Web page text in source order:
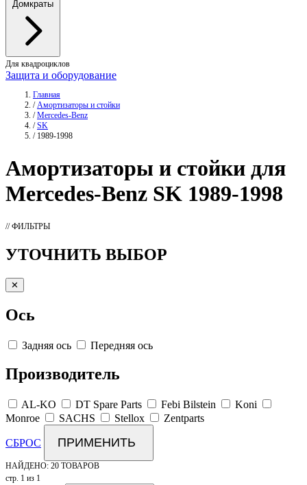
Домкраты
Для квадроциклов
Защита и оборудование
Главная
/ Амортизаторы и стойки
/ Mercedes-Benz
/ SK
/ 1989-1998
Амортизаторы и стойки для
Mercedes-Benz SK 1989-1998
// ФИЛЬТРЫ
УТОЧНИТЬ ВЫБОР
✕
Ось
Задняя ось Передняя ось
Производитель
AL-KO DT Spare Parts Febi Bilstein
Koni
Monroe
SACHS Stellox Zentparts
СБРОС ПРИМЕНИТЬ
НАЙДЕНО: 20 ТОВАРОВ
стр. 1 из 1